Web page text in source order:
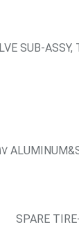
SUB-
SPARE